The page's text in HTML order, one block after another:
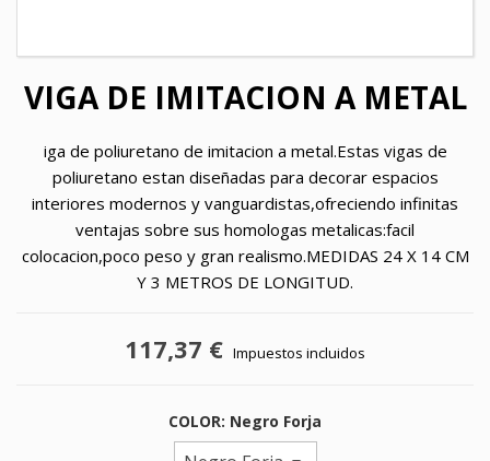
VIGA DE IMITACION A METAL
iga de poliuretano de imitacion a metal.Estas vigas de
poliuretano estan diseñadas para decorar espacios
interiores modernos y vanguardistas,ofreciendo infinitas
ventajas sobre sus homologas metalicas:facil
colocacion,poco peso y gran realismo.MEDIDAS 24 X 14 CM
Y 3 METROS DE LONGITUD.
117,37 € Impuestos incluidos
COLOR: Negro Forja